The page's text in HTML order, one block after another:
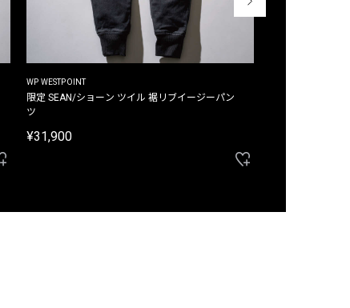
WP WESTPOINT
限定 SEAN/ショーン ツイル 裾リブイージーパン
ツ
¥31,900